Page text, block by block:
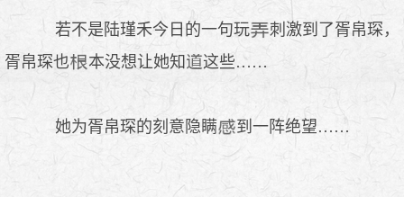
若不是陆瑾禾今日的一句玩
刺激到了胥帛琛，
胥帛琛也
本没想让她知 这些……
她为胥帛琛的刻意隐瞒 到一阵绝望……